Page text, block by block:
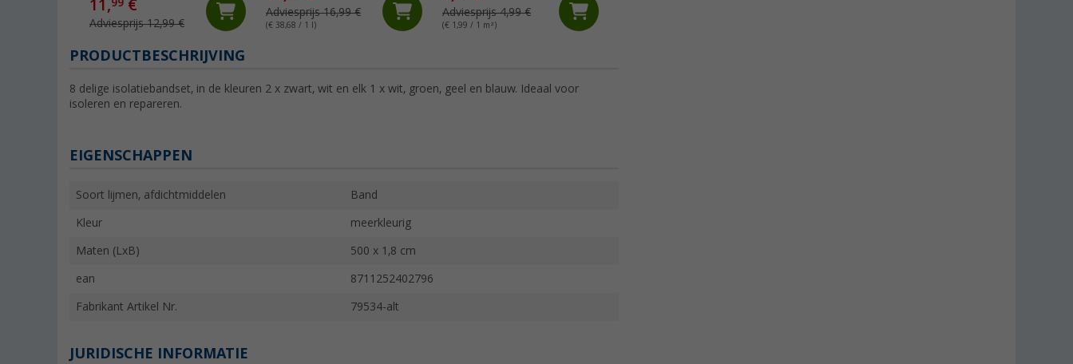
11,99 €
Adviesprijs 12,99 €
Adviesprijs 16,99 €
(€ 38,68 / 1 l)
Adviesprijs 4,99 €
(€ 1,99 / 1 m²)
PRODUCTBESCHRIJVING
8 delige isolatiebandset, in de kleuren 2 x zwart, wit en elk 1 x wit, groen, geel en blauw. Ideaal voor
isoleren en repareren.
EIGENSCHAPPEN
Soort lijmen, afdichtmiddelen Band
Kleur meerkleurig
Maten (LxB) 500 x 1,8 cm
ean 8711252402796
Fabrikant Artikel Nr. 79534-alt
JURIDISCHE INFORMATIE